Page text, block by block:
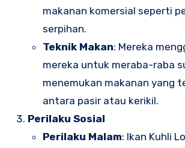
makanan komersial seperti
serpihan.
Teknik Makan: Mereka
mereka untuk meraba-raba
menemukan makanan yang
antara pasir atau kerikil.
Perilaku Sosial
Perilaku Malam: Ikan Kuhli